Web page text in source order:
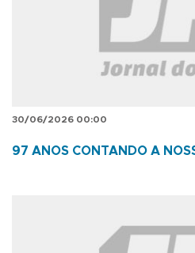
30/06/2026 00:00
97 ANOS CONTANDO A